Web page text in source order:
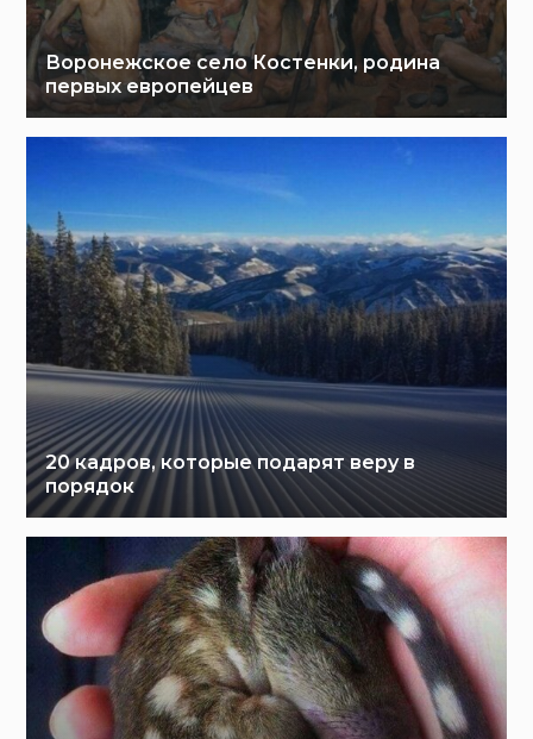
Воронежское село Костенки, родина
первых европейцев
20 кадров, которые подарят веру в
порядок